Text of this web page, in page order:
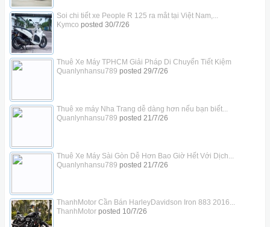
Soi chi tiết xe People R 125 ra mắt tại Việt Nam,...
Kymco posted 30/7/26
Thuê Xe Máy TPHCM Giải Pháp Di Chuyển Tiết Kiệm
Quanlynhansu789 posted 29/7/26
Thuê xe máy Nha Trang dễ dàng hơn nếu bạn biết...
Quanlynhansu789 posted 21/7/26
Thuê Xe Máy Sài Gòn Dễ Hơn Bao Giờ Hết Với Dịch...
Quanlynhansu789 posted 21/7/26
ThanhMotor Cần Bán HarleyDavidson Iron 883 2016...
ThanhMotorposted 10/7/26